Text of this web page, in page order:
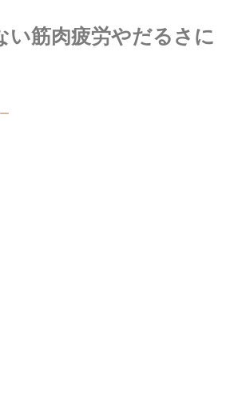
い筋肉疲労やだるさに